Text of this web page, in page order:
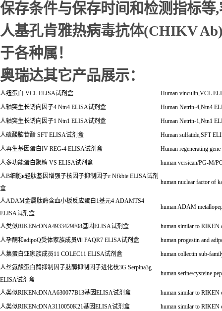
保存条件与保存时间和检测指标
人基孔肯雅热病毒抗体(CHIKV
于各种属！
奥瑞达其它产品展示：
人纽蛋白 VCL ELISA试剂盒
Human vinculin,VCL
人轴突生长诱向因子4 Ntn4 ELISA试剂盒
Human Netrin-4,Ntn4
人轴突生长诱向因子1 Ntn1 ELISA试剂盒
Human Netrin-1,Ntn1
人硫酸脑苷酯 SFT ELISA试剂盒
Human sulfatide,SFT
人再生基因蛋白IV REG-4 ELISA试剂盒
Human regenerating gene
人多功能蛋白聚糖 VS ELISA试剂盒
human versican/PG-M/
人B细胞κ轻肽基因增强子核因子抑制因子ε Nfkbie ELISA试剂
盒
human nuclear factor of
人ADAM金属肽酶含血小板反应蛋白 1基元4 ADAMTS4
ELISA试剂盒
human ADAM
人类似RIKENcDNA4933429F08基因ELISA试剂盒
human similar to RIKEN
人孕酮和adipoQ受体家族成员Ⅶ PAQR7 ELISA试剂盒
human progestin and
人集蛋白亚家族成员11 COLEC11 ELISA试剂盒
human collectin sub-
人丝氨酸蛋白酶抑制因子肽酶抑制因子进化枝3G Serpina3g
ELISA试剂盒
human serine/cysteine
人类似RIKENcDNAA630077B13基因ELISA试剂盒
human similar to
人类似RIKENcDNA3110050K21基因ELISA试剂盒
human similar to